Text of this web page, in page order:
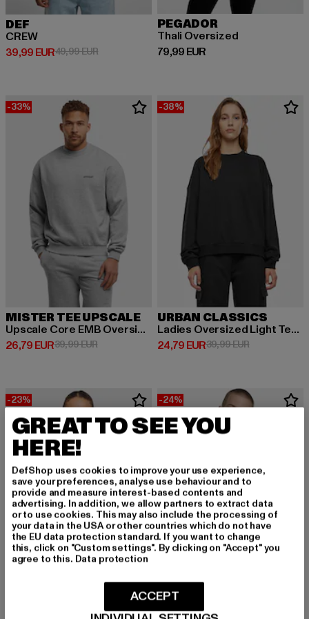
DEF
CREW
39,99 EUR
Derzeitiger Preis: 39,99 EUR
49,99 EURAktionspreis: 49,99 EUR
PEGADOR
Thali Oversized
79,99 EUR
Derzeitiger Preis: 79,99 EUR
-33%
MISTER TEE UPSCALE
Upscale Core EMB Oversize Crewneck
26,79 EUR
Derzeitiger Preis: 26,79 EUR
39,99 EURAktionspreis: 39,99 EUR
-38%
URBAN CLASSICS
Ladies Oversized Light Terry Crewneck
24,79 EUR
Derzeitiger Preis: 24,79 EUR
39,99 EURAktionspreis:
-23%
URBAN CLASSICS
-24%
ANOTHER COTTON LAB
GREAT TO SEE YOU
HERE!
DefShop uses cookies to improve your use experience,
save your preferences, analyse use behaviour and to
provide and measure interest-based contents and
advertising. In addition, we allow partners to extract data
or to use cookies. This may also include the processing of
your data in the USA or other countries which do not have
the EU data protection standard. If you want to change
this, click on "Custom settings". By clicking on "Accept" you
agree to this. Data protection
ACCEPT